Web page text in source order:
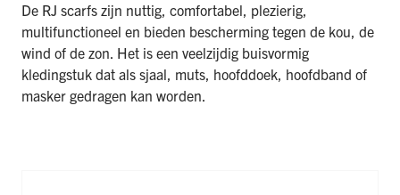
De RJ scarfs zijn nuttig, comfortabel, plezierig,
multifunctioneel en bieden bescherming tegen de kou, de
wind of de zon. Het is een veelzijdig buisvormig
kledingstuk dat als sjaal, muts, hoofddoek, hoofdband of
masker gedragen kan worden.